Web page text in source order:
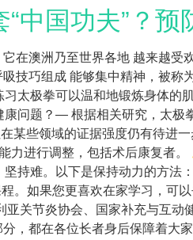
国功夫”？预
在澳洲乃至世界各地 越来越受
技巧组成 能够集中精神，被
太极拳可以温和地锻炼身体的
问题？— 根据相关研究，太极
某些领域的证据强度仍有待
力进行调整，包括术后康复者。
持难。以下是保持动力的方
。如果您更喜欢在家学习，可
关节炎协会、国家补充与互动
，都在各位长者身后保障着大